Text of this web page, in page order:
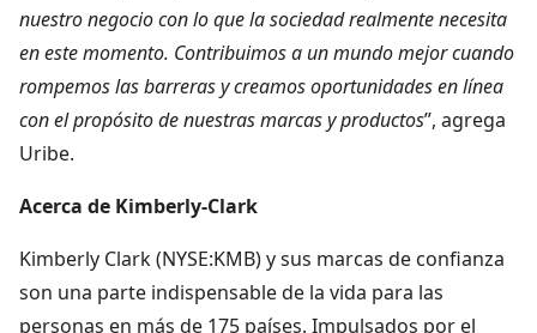
nuestro negocio con lo que la sociedad realmente necesita
en este momento. Contribuimos a un mundo mejor cuando
rompemos las barreras y creamos oportunidades en línea
con el propósito de nuestras marcas y productos”, agrega
Uribe.
Acerca de Kimberly-Clark
Kimberly Clark (NYSE:KMB) y sus marcas de confianza
son una parte indispensable de la vida para las
personas en más de 175 países. Impulsados por el